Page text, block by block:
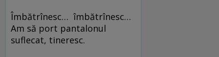
Îmbătrînesc… îmbătrînesc…
Am să port pantalonul
suflecat, tineresc.